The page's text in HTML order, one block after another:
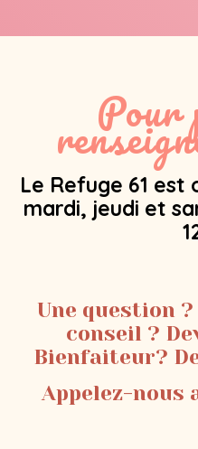
Pour
Le Refuge 61 est
mardi, jeudi et
Une question ?
conseil ?
Bienfaiteur?
Appelez-nous